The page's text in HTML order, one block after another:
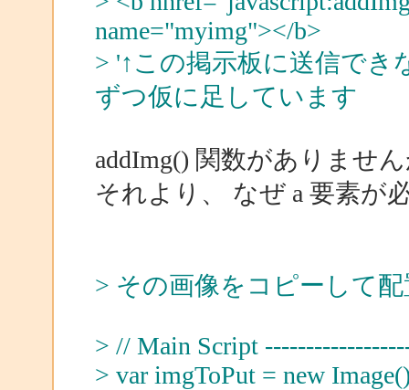
name="myimg"></b>
> '↑この掲示板に送信でき
ずつ仮に足しています
addImg() 関数がありませ
それより、 なぜ a 要素が
> その画像をコピーして
> // Main Script
> var imgToPut = new